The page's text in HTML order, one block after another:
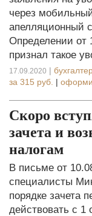
через
апелляционный
Определении от
признал такое
17.09.2020 |
за 315 руб. |
Скоро
зачета и
налогам
В письме от
специалисты
порядке зачета
действовать с 1